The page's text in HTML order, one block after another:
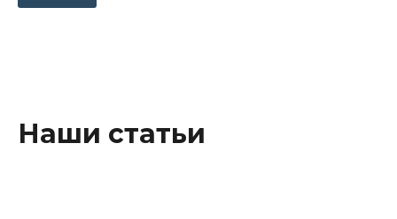
Наши статьи